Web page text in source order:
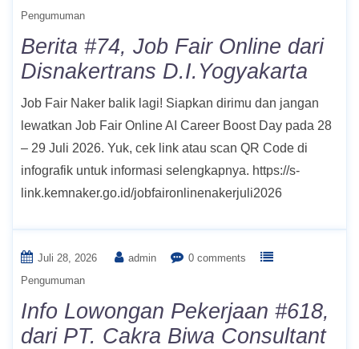
Pengumuman
Berita #74, Job Fair Online dari
Disnakertrans D.I.Yogyakarta
Job Fair Naker balik lagi! Siapkan dirimu dan jangan
lewatkan Job Fair Online AI Career Boost Day pada 28
– 29 Juli 2026. Yuk, cek link atau scan QR Code di
infografik untuk informasi selengkapnya. https://s-
link.kemnaker.go.id/jobfaironlinenakerjuli2026
Juli 28, 2026 admin
0 comments
Pengumuman
Info Lowongan Pekerjaan #618,
dari PT. Cakra Biwa Consultant